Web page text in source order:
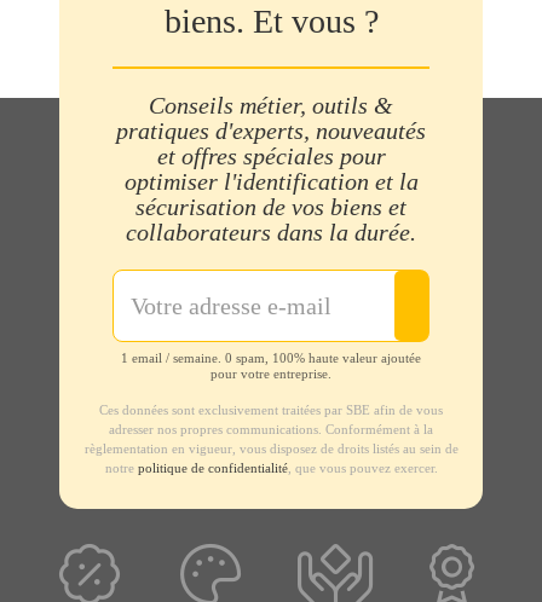
biens. Et vous ?
Conseils métier, outils &
pratiques d'experts, nouveautés
et offres spéciales pour
optimiser l'identification et la
sécurisation de vos biens et
collaborateurs dans la durée.
1 email / semaine. 0 spam, 100% haute valeur ajoutée
pour votre entreprise.
Ces données sont exclusivement traitées par SBE afin de vous
adresser nos propres communications. Conformément à la
règlementation en vigueur, vous disposez de droits listés au sein de
notre politique de confidentialité, que vous pouvez exercer.